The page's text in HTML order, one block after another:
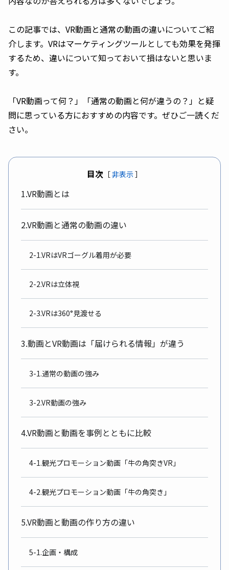
この記事では、VR動画と通常の動画の違いについてご紹
介します。VRはマーケティングツールとしても効果を発揮
するため、違いについて知っておいて損はないと思いま
す。
「VR動画って何？」「通常の動画と何が違うの？」と疑
問に思っている方におすすめの内容です。ぜひご一読くだ
さい。
目次 ［非表示］
1.VR動画とは
2.VR動画と通常の動画の違い
2-1.VRはVRゴーグル着用が必要
2-2.VRは立体視
2-3.VRは360°見渡せる
3.動画とVR動画は「届けられる情報」が違う
3-1.通常の動画の強み
3-2.VR動画の強み
4.VR動画と動画を事例とともに比較
4-1.観光プロモーション動画「牛の角突きVR」
4-2.観光プロモーション動画「牛の角突き」
5.VR動画と動画の作り方の違い
5-1.企画・構成